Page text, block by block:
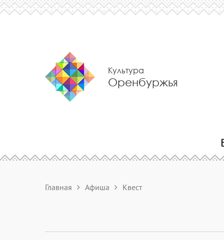
Культура
Оренбуржья
Главная Афиша Квест